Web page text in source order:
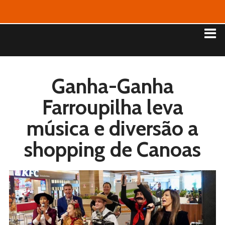
Ganha-Ganha
Farroupilha leva
música e diversão a
shopping de Canoas